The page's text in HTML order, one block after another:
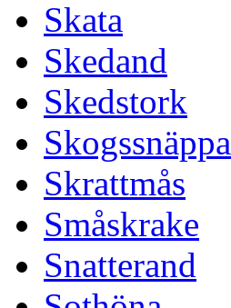
Skata
Skedand
Skedstork
Skogssnäppa
Skrattmås
Småskrake
Snatterand